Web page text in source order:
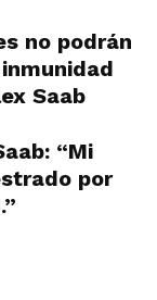
no podrán
Saab
“Mi
por